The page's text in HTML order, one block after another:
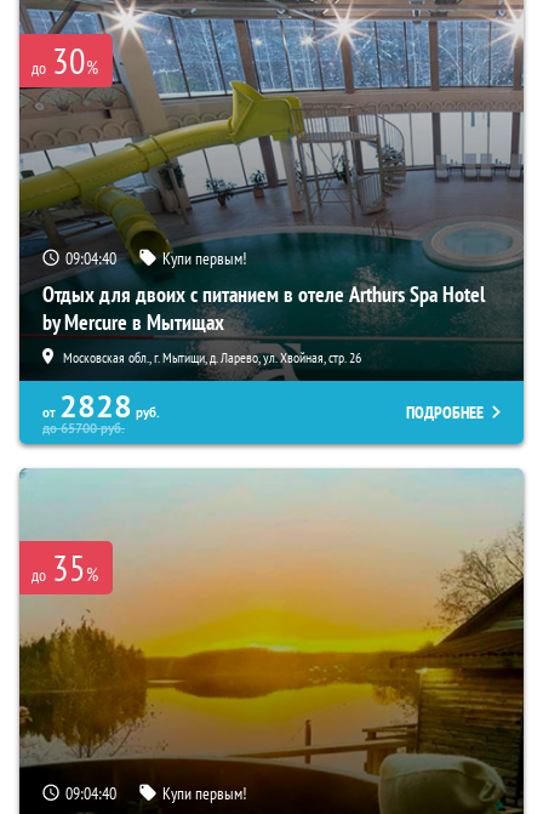
до 30%
09:04:39 Купи первым!
Отдых для двоих с питанием в отеле Arthurs Spa Hotel
by Mercure в Мытищах
Московская обл., г. Мытищи, д. Ларево, ул. Хвойная, стр. 26
от 2828 руб.
до65700руб.
ПОДРОБНЕЕ
до 35%
09:04:39 Купи первым!